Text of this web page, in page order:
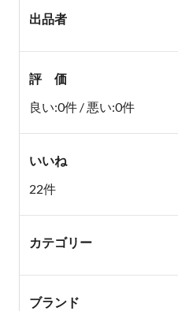
出品者
評 価
良い:0件 / 悪い:0件
いいね
22件
カテゴリー
ブランド